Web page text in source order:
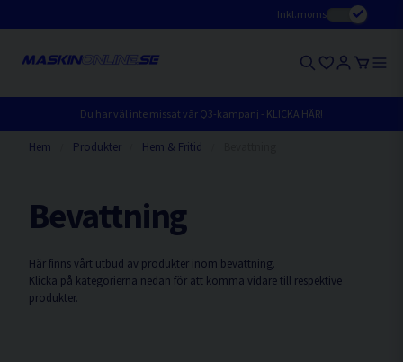
Inkl.moms
Du har väl inte missat vår Q3-kampanj - KLICKA HÄR!
Hem Produkter Hem & Fritid
Bevattning
Här finns vårt utbud av produkter inom bevattning.
Klicka på kategorierna nedan för att komma vidare till respektive
produkter.